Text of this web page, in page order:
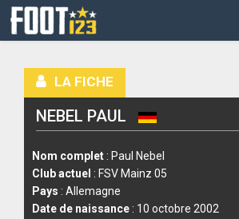
CM
LIGUE DES CHAMPIONS
PALMARÈS
LES DIRECTS
LA FICHE
NEBEL PAUL
Nom complet : Paul Nebel
Club actuel : FSV Mainz 05
Pays : Allemagne
Date de naissance : 10 octobre 2002